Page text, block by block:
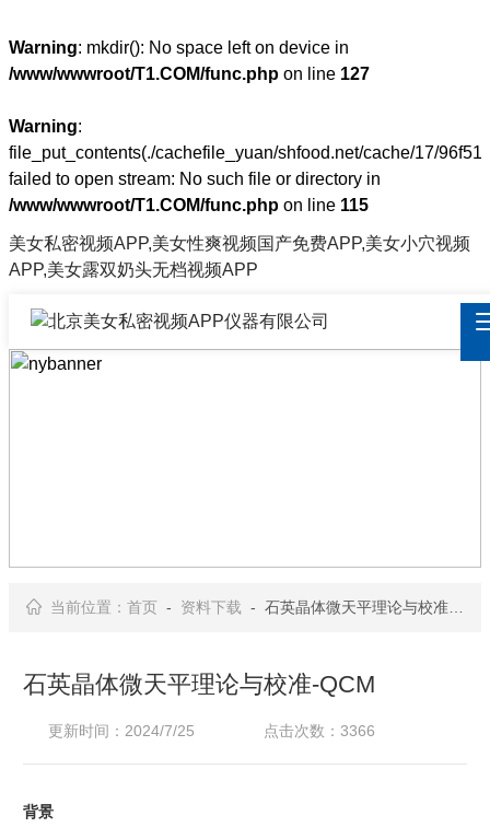
Warning: mkdir(): No space left on device in
/www/wwwroot/T1.COM/func.php on line 127
Warning:
file_put_contents(./cachefile_yuan/shfood.net/cache/17/
failed to open stream: No such file or directory in
/www/wwwroot/T1.COM/func.php on line 115
美女私密视频APP,美女性爽视频国产免费APP,美女小穴视频
APP,美女露双奶头无档视频APP
当前位置： 首页- 资料下载 - 石英晶体微天平理论与校准-QCM
石英晶体微天平理论与校准-QCM
更新时间：2024/7/25 点击次数：3366
背景